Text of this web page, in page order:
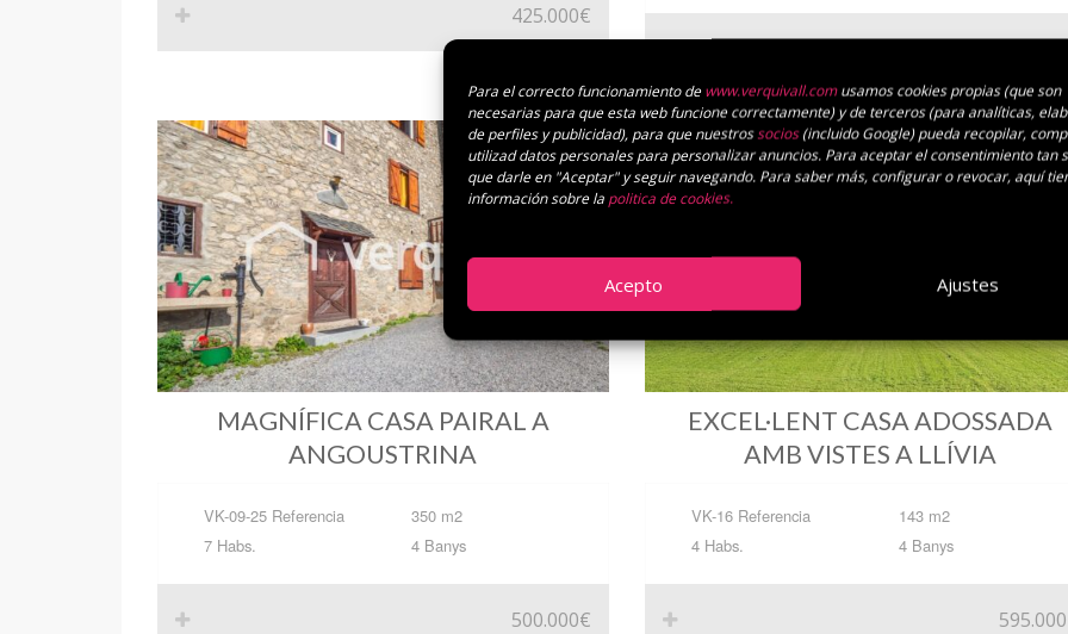
Para el correcto funcionamiento dewww.verquivall.comusamos cookies propias (que son
necesarias para que esta web funcione correctamente) y de terceros (para analíticas,
de perfiles y publicidad), para que nuestrossocios(incluido Google) pueda recopilar,
utilizad datos personales para personalizar anuncios. Para aceptar el consentimiento tan
que darle en "Aceptar" y seguir navegando. Para saber más, configurar o revocar, aquí
información sobre la politica de cookies.
Acepto Ajustes
425.000€
MAGNÍFICA CASA PAIRAL A
ANGOUSTRINA
VK-09-25 Referencia
350 m2
7 Habs.
4 Banys
500.000€
EXCEL·LENT CASA ADOSSADA
AMB VISTES A LLÍVIA
VK-16 Referencia
143 m2
4 Habs.
4 Banys